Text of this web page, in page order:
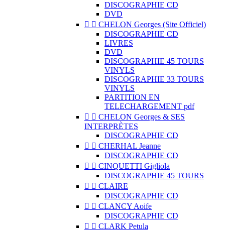
DISCOGRAPHIE CD
DVD
  CHELON Georges (Site Officiel)
DISCOGRAPHIE CD
LIVRES
DVD
DISCOGRAPHIE 45 TOURS
VINYLS
DISCOGRAPHIE 33 TOURS
VINYLS
PARTITION EN
TELECHARGEMENT pdf
  CHELON Georges & SES
INTERPRÈTES
DISCOGRAPHIE CD
  CHERHAL Jeanne
DISCOGRAPHIE CD
  CINQUETTI Gigliola
DISCOGRAPHIE 45 TOURS
  CLAIRE
DISCOGRAPHIE CD
  CLANCY Aoife
DISCOGRAPHIE CD
  CLARK Petula